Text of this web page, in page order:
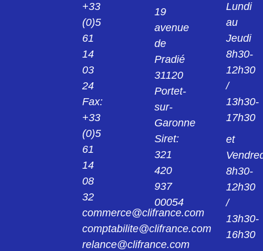
+33
(0)5
61
14
03
24
Fax:
+33
(0)5
61
14
08
32
commerce@clifrance.com
comptabilite@clifrance.com
relance@clifrance.com
19
avenue
de
Pradié
31120
Portet-
sur-
Garonne
Siret:
321
420
937
00054
Lundi
au
Jeudi
8h30-
12h30
/
13h30-
17h30
et
8h30-
12h30
/
13h30-
16h30